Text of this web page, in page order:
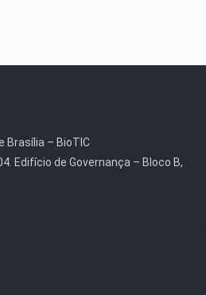
Brasília – BioTIC
Edifício de Governança – Bloco B,